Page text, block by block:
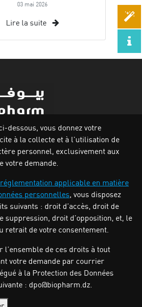
03 mai 2026
Lire la suite
Smar,Lot N`62, Voie n36, Alger.
dessous, vous donnez votre
à la collecte et à l’utilisation de
personnel, exclusivement aux
votre demande.
applicable en matière
personnelles, vous disposez
suivants : droit d’accès, droit de
suppression, droit d’opposition, et, le
retrait de votre consentement.
l’ensemble de ces droits à tout
votre demande par courrier
à la Protection des Données
: dpo@biopharm.dz.